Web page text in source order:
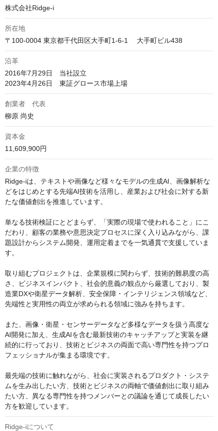
株式会社Ridge-i
所在地
〒100-0004 東京都千代田区大手町1-6-1 　大手町ビル438
沿革
2016年7月29日　当社設立
2023年4月26日　東証グロース市場上場
創業者 代表
柳原 尚史
資本金
11,609,900円
企業の特徴
Ridge-iは、テキストや画像など様々なモデルの生成AI、画像解析な
どをはじめとする先端AI技術を活用し、産業および社会に対する新
たな価値創出を推進しています。
単なる技術検証にとどまらず、「実際の現場で使われること」にこ
だわり、顧客の業務や意思決定プロセスに深く入り込みながら、課
題設計からシステム開発、運用定着までを一気通貫で支援していま
す。
取り組むプロジェクトは、企業規模に関わらず、技術的難易度の高
さ、ビジネスインパクト、社会的意義の観点から厳選しており、製
造業DXや衛星データ解析、安全保障・インテリジェンス領域など、
先端性と実用性の両立が求められる領域に強みを持ちます。
また、画像・衛星・センサーデータなど多様なデータを扱う高度な
AI開発に加え、生成AIを含む最新技術のキャッチアップと実装を継
続的に行っており、技術とビジネスの両面で高い専門性を持つプロ
フェッショナルが集まる環境です。
最先端の技術に触れながら、社会に実装されるプロダクト・システ
ムを生み出したい方、技術とビジネスの両軸で価値創出に取り組み
たい方、異なる専門性を持つメンバーとの議論を通じて成長したい
方を歓迎しています。
Ridge-iについて